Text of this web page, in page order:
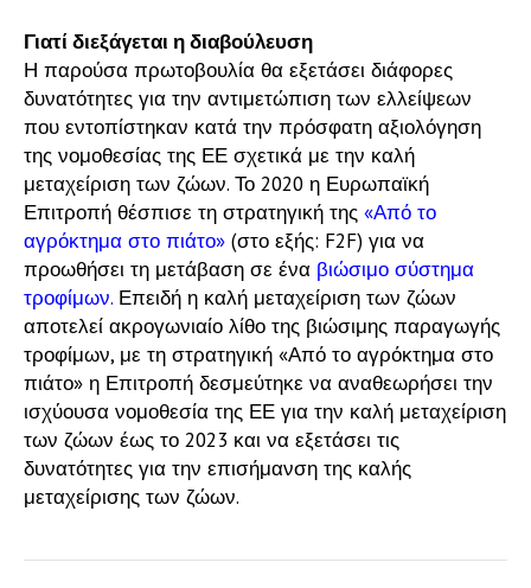
Γιατί διεξάγεται η διαβούλευση
Η παρούσα πρωτοβουλία θα εξετάσει διάφορες
δυνατότητες για την αντιμετώπιση των ελλείψεων
που εντοπίστηκαν κατά την πρόσφατη αξιολόγηση
της νομοθεσίας της ΕΕ σχετικά με την καλή
μεταχείριση των ζώων. Το 2020 η Ευρωπαϊκή
Επιτροπή θέσπισε τη στρατηγική της «Από το
αγρόκτημα στο πιάτο» (στο εξής: F2F) για να
προωθήσει τη μετάβαση σε ένα βιώσιμο σύστημα
τροφίμων. Επειδή η καλή μεταχείριση των ζώων
αποτελεί ακρογωνιαίο λίθο της βιώσιμης παραγωγής
τροφίμων, με τη στρατηγική «Από το αγρόκτημα στο
πιάτο» η Επιτροπή δεσμεύτηκε να αναθεωρήσει την
ισχύουσα νομοθεσία της ΕΕ για την καλή μεταχείριση
των ζώων έως το 2023 και να εξετάσει τις
δυνατότητες για την επισήμανση της καλής
μεταχείρισης των ζώων.